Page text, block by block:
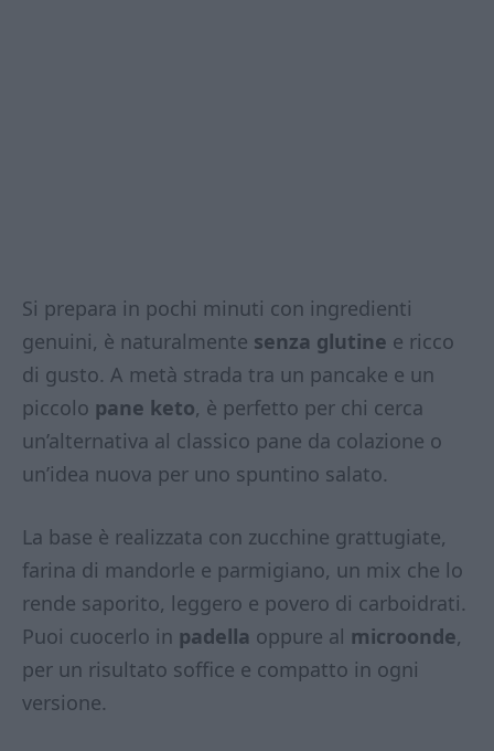
Si prepara in pochi minuti con ingredienti
genuini, è naturalmente senza glutine e ricco
di gusto. A metà strada tra un pancake e un
piccolo pane keto, è perfetto per chi cerca
un’alternativa al classico pane da colazione o
un’idea nuova per uno spuntino salato.
La base è realizzata con zucchine grattugiate,
farina di mandorle e parmigiano, un mix che lo
rende saporito, leggero e povero di carboidrati.
Puoi cuocerlo in padella oppure al microonde,
per un risultato soffice e compatto in ogni
versione.